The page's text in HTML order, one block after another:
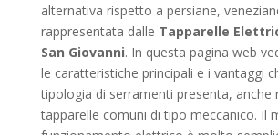
alternativa rispetto a persiane,
rappresentata dalle Tapparelle
San Giovanni. In questa pagina web
le caratteristiche principali e i vantaggi
tipologia di serramenti presenta, anche
tapparelle comuni di tipo meccanico. Il